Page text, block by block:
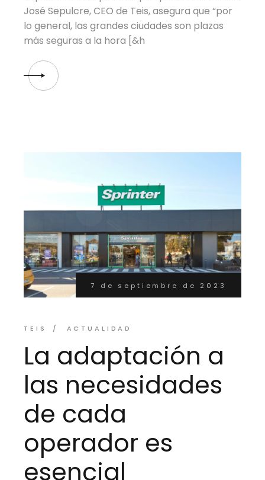
José Sepulcre, CEO de Teis, asegura que “por
lo general, las grandes ciudades son plazas
más seguras a la hora [&h
7 de septiembre de 2023
TEIS ACTUALIDAD
La adaptación a
las necesidades
de cada
operador es
esencial